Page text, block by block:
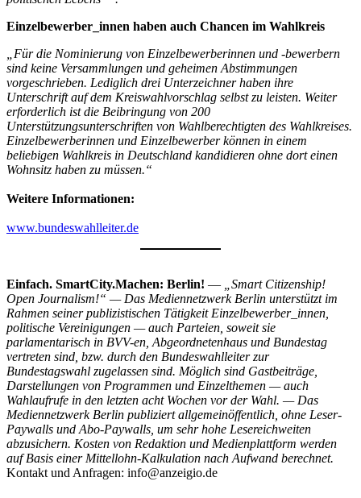
Einzelbewerber_innen haben auch Chancen im Wahlkreis
„Für die Nominierung von Einzelbewerberinnen und -bewerbern
sind keine Versammlungen und geheimen Abstimmungen
vorgeschrieben. Lediglich drei Unterzeichner haben ihre
Unterschrift auf dem Kreiswahlvorschlag selbst zu leisten. Weiter
erforderlich ist die Beibringung von 200
Unterstützungsunterschriften von Wahlberechtigten des Wahlkreises.
Einzelbewerberinnen und Einzelbewerber können in einem
beliebigen Wahlkreis in Deutschland kandidieren ohne dort einen
Wohnsitz haben zu müssen.“
Weitere Informationen:
www.bundeswahlleiter.de
Einfach. SmartCity.Machen: Berlin! —
„Smart Citizenship!
Open Journalism!“ — Das Mediennetzwerk Berlin unterstützt im
Rahmen seiner publizistischen Tätigkeit Einzelbewerber_innen,
politische Vereinigungen — auch Parteien, soweit sie
parlamentarisch in BVV-en, Abgeordnetenhaus und Bundestag
vertreten sind, bzw. durch den Bundeswahlleiter zur
Bundestagswahl zugelassen sind. Möglich sind Gastbeiträge,
Darstellungen von Programmen und Einzelthemen — auch
Wahlaufrufe in den letzten acht Wochen vor der Wahl. — Das
Mediennetzwerk Berlin publiziert allgemeinöffentlich, ohne Leser-
Paywalls und Abo-Paywalls, um sehr hohe Lesereichweiten
abzusichern. Kosten von Redaktion und Medienplattform werden
auf Basis einer Mittellohn-Kalkulation nach Aufwand berechnet.
Kontakt und Anfragen: info@anzeigio.de